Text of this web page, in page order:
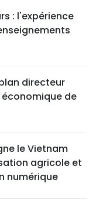
: l'expérience
directeur
économique de
le Vietnam
agricole et
numérique